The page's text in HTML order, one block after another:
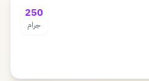
250
جرام